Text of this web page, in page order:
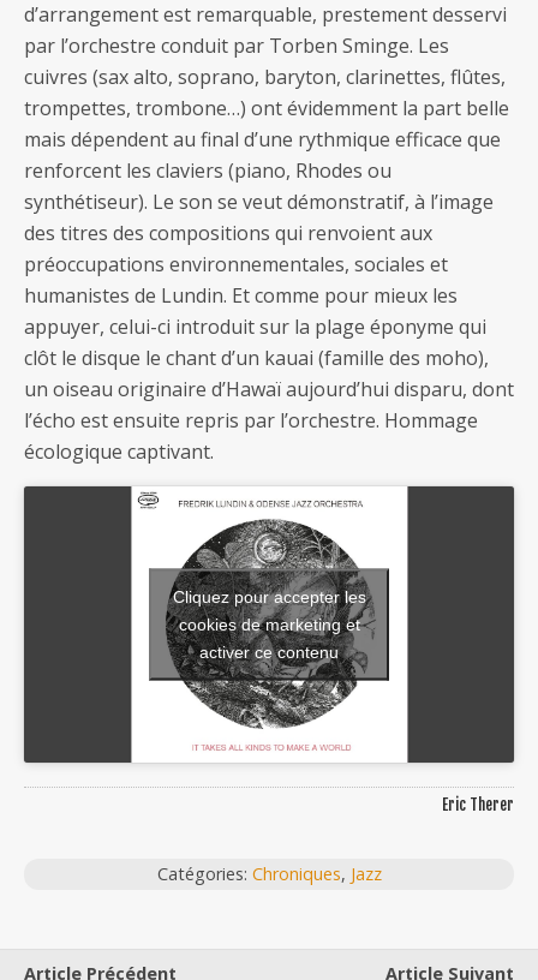
d’arrangement est remarquable, prestement desservi
par l’orchestre conduit par Torben Sminge. Les
cuivres (sax alto, soprano, baryton, clarinettes, flûtes,
trompettes, trombone…) ont évidemment la part belle
mais dépendent au final d’une rythmique efficace que
renforcent les claviers (piano, Rhodes ou
synthétiseur). Le son se veut démonstratif, à l’image
des titres des compositions qui renvoient aux
préoccupations environnementales, sociales et
humanistes de Lundin. Et comme pour mieux les
appuyer, celui-ci introduit sur la plage éponyme qui
clôt le disque le chant d’un kauai (famille des moho),
un oiseau originaire d’Hawaï aujourd’hui disparu, dont
l’écho est ensuite repris par l’orchestre. Hommage
écologique captivant.
Cliquez pour accepter les
cookies de marketing et
activer ce contenu
Eric Therer
Catégories: Chroniques, Jazz
Article Précédent
Article Suivant